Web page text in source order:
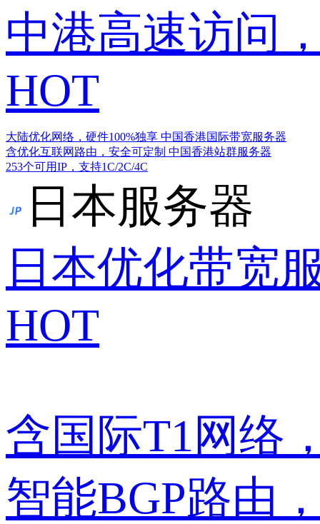
中港高速访问
HOT
大陆优化网络，硬件100%独享 中国香港国际带宽服务器
含优化互联网路由，安全可定制 中国香港站群服务器
253个可用IP，支持1C/2C/4C
日本服务器
日本优化带宽
HOT
含国际T1网络
智能BGP路由